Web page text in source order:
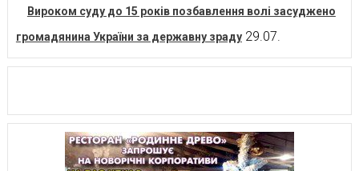
Вироком суду до 15 років позбавлення волі засуджено
громадянина України за державну зраду 29.07.